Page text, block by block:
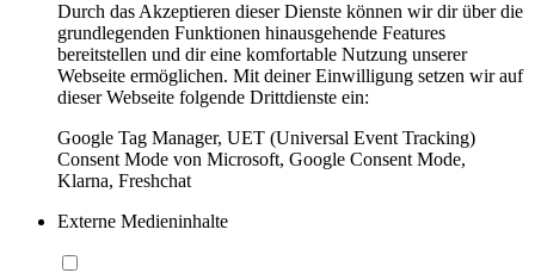
Durch das Akzeptieren dieser Dienste können wir dir über die
grundlegenden Funktionen hinausgehende Features
bereitstellen und dir eine komfortable Nutzung unserer
Webseite ermöglichen. Mit deiner Einwilligung setzen wir auf
dieser Webseite folgende Drittdienste ein:
Google Tag Manager, UET (Universal Event Tracking)
Consent Mode von Microsoft, Google Consent Mode,
Klarna, Freshchat
Externe Medieninhalte